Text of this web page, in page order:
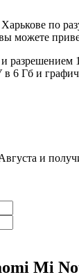
по
можете
6 Гб и
и
Mi